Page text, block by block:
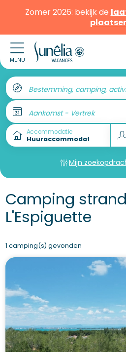
Zomer 2026: bekijk de
MENU
Bestemming, camping,
Aankomst - Vertrek
Accommodatie
Mijn
Camping strand
L'Espiguette
1 camping(s) gevonden